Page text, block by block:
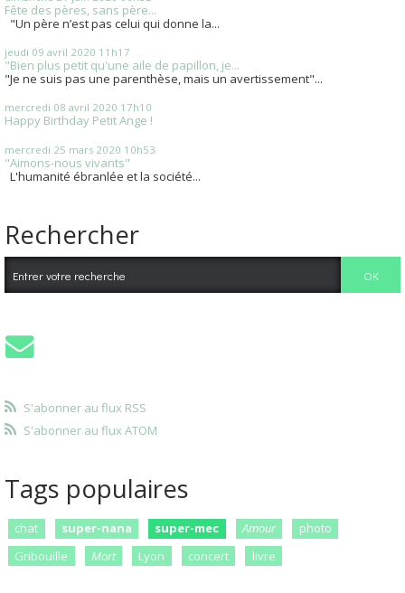
Fête des pères, sans père...
"Un père n’est pas celui qui donne la...
jeudi 09 avril 2020 11h17
"Bien plus petit qu'une aile de papillon, je...
"Je ne suis pas une parenthèse, mais un avertissement"...
mercredi 08 avril 2020 17h10
Happy Birthday Petit Ange !
mercredi 25 mars 2020 10h53
"Aimons-nous vivants"
L'humanité ébranlée et la société...
Rechercher
S'abonner au flux RSS
S'abonner au flux ATOM
Tags populaires
chat super-nana super-mec Amour
photo
Gribouille
Mort Lyon concert livre